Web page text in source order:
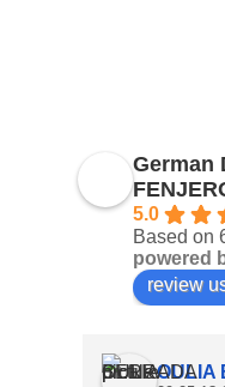
German
5.0
Based on
powered
review
OULIA